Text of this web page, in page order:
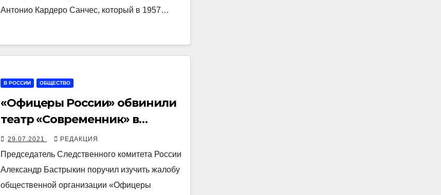
Антонио Кардеро Санчес, который в 1957…
В РОССИИ ОБЩЕСТВО
«Офицеры России» обвинили
театр «Современник» в
оскорблении ветеранов и
«пропаганде однополой
любви»
29.07.2021 РЕДАКЦИЯ
Председатель Следственного комитета России
Александр Бастрыкин поручил изучить жалобу
общественной организации «Офицеры